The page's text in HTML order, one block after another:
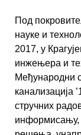
Под
науке и
2017, у
инжењера и
Међународни
канализација
стручних
информисању,